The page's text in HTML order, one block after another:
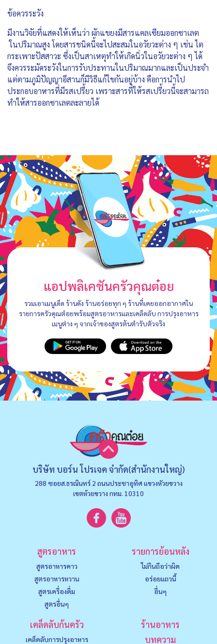
ข้อควรระวัง
มีงานวิจัยที่แสดงให้เห็นว่า ผักแขยงมีสารแคลเซียมออกซาเลต
ในปริมาณสูง โดยสารชนิดนี้จะไปสะสมในอวัยวะต่าง ๆ เช่น ไต
กระเพาะปัสสาวะ ซึ่งเป็นสาเหตุทำให้เกิดนิ่วในอวัยวะต่าง ๆ ได้
จึงควรระมัดระวังในการรับประทานในปริมาณมากและเป็นประจำ
แต่ตามภูมิปัญญาอีสานก็มีวิธีแก้ไขกันอยู่บ้าง คือการนำไป
ประกอบอาหารที่มีรสเปรี้ยว เพราะสารที่ให้รสเปรี้ยวนี้จะสามารถ
ทำให้สารออกซาเลตละลายได้
แอปพลิเคชันครัวคุณต๋อย
รวมเอาเมนูเด็ด ร้านดัง ร้านอร่อยทุก ๆ ร้านที่เคยออกอากาศใน
รายการครัวคุณต๋อยพร้อมสูตรอาหารและเคล็ดลับ การปรุงอาหาร
เมนูต่าง ๆ จากเจ้าของสูตรต้นตำรับตัวจริง
บริษัท บอร์น โปรเจค จำกัด(สำนักงานใหญ่)
288 ซอยส.ธรณินทร์ 2 ถนนประชาอุทิศ แขวงหัวยขวาง
เขตห้วยขวาง กทม. 10310
สูตรอาหาร
สูตรอาหารคาว
สูตรอาหารหวาน
สูตรเครื่องดื่ม
สูตรอื่นๆ
รายการย้อนหลัง
ไม่กินถือว่าผิด
อร่อยแถวนี้
อื่นๆ
เคล็ดลับก้นครัว
เคล็ดลับการปรุงอาหาร
ร้านอาหาร
บทความ